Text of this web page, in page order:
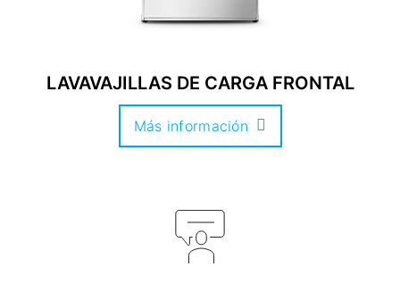
LAVAVAJILLAS DE CARGA FRONTAL
Más información